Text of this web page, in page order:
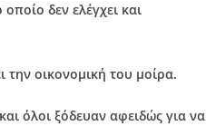
δεν ελέγχει και
την οικονομική του μοίρα.
όλοι ξόδευαν αφειδώς για να